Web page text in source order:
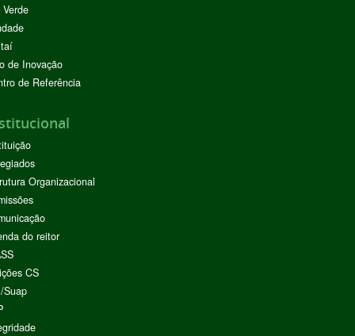
de Inovação
de Referência
Organizacional
do reitor
CS
Suap